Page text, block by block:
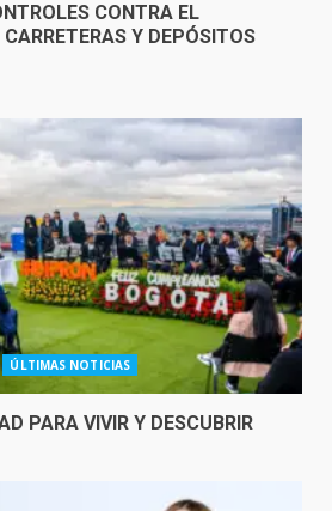
CONTRA EL
Y DEPÓSITOS
ÚLTIMAS NOTICIAS
PARA VIVIR Y DESCUBRIR